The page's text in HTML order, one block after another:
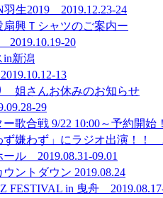
生2019 2019.12.23-24
興Ｔシャツのご案内ー
20
in新潟
13
姐さんお休みのお知らせ
29
歌合戦 9/22 10:00～予約開始
嫌わず」にラジオ出演！！
ル 2019.08.31-09.01
ントダウン 2019.08.24
FESTIVAL in 曳舟